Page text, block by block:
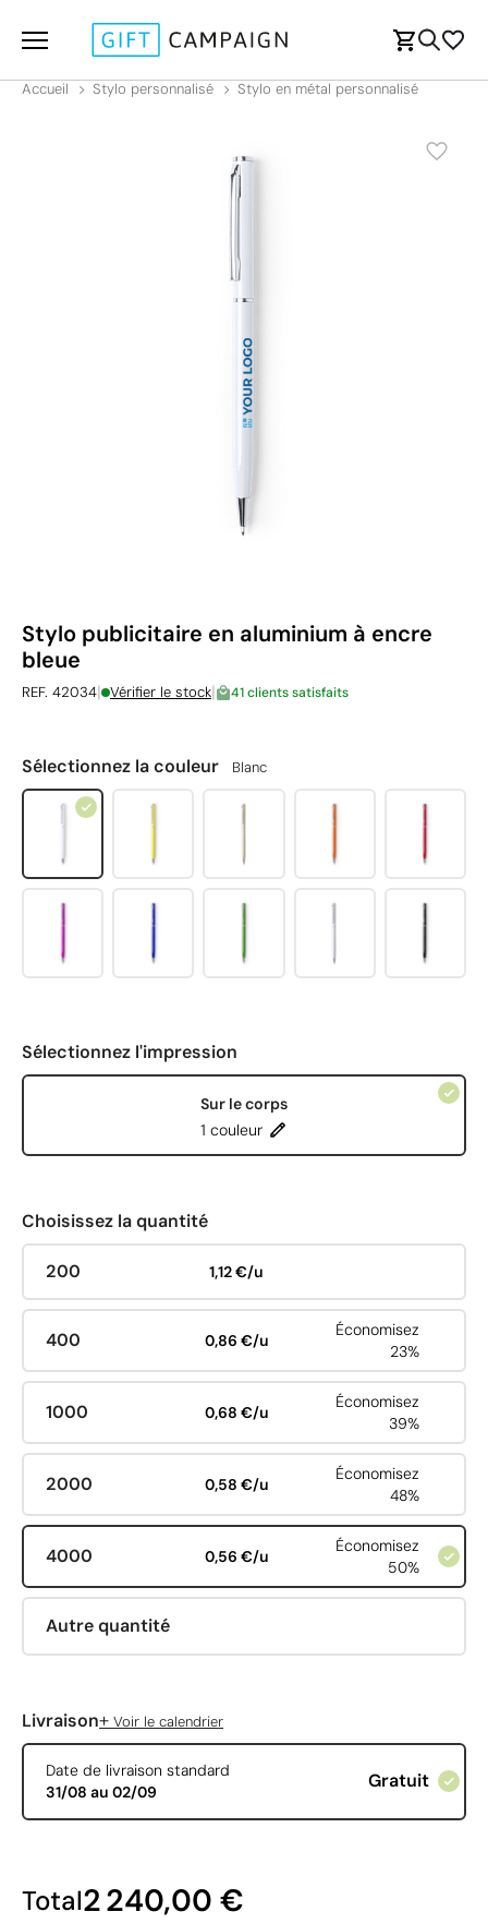
Accueil Stylo personnalisé Stylo en métal personnalisé
Stylo publicitaire en aluminium à encre
bleue
REF. 42034| Vérifier le stock| 41 clients satisfaits
Sélectionnez la couleur Blanc
Sélectionnez l'impression
Sur le corps
1 couleur
Choisissez la quantité
200 1,12 €/u
400 0,86 €/u
Économisez
23%
1000 0,68 €/u
Économisez
39%
2000 0,58 €/u
Économisez
48%
4000 0,56 €/u
Économisez
50%
Autre quantité
Livraison+ Voir le calendrier
Date de livraison standard
31/08 au 02/09
Gratuit
Total2 240,00 €